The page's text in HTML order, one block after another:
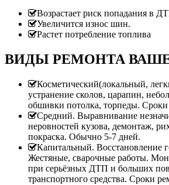
Возрастает риск попадания в
Увеличится износ шин.
Растет потребление топлива
ВИДЫ РЕМОНТА
Косметический(локальный,
устранение сколов, царапин,
обшивки потолка, торпеды. Сроки
Средний. Выравнивание
неровностей кузова, демонтаж,
покраска. Обычно 5-7 дней.
Капитальный. Восстановление
Жестяные, сварочные работы.
при серьёзных ДТП и больших
транспортного средства. Сроки